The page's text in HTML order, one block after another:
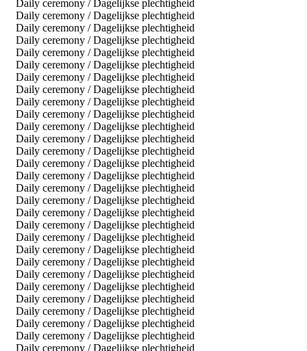
Daily ceremony / Dagelijkse plechtigheid
Daily ceremony / Dagelijkse plechtigheid
Daily ceremony / Dagelijkse plechtigheid
Daily ceremony / Dagelijkse plechtigheid
Daily ceremony / Dagelijkse plechtigheid
Daily ceremony / Dagelijkse plechtigheid
Daily ceremony / Dagelijkse plechtigheid
Daily ceremony / Dagelijkse plechtigheid
Daily ceremony / Dagelijkse plechtigheid
Daily ceremony / Dagelijkse plechtigheid
Daily ceremony / Dagelijkse plechtigheid
Daily ceremony / Dagelijkse plechtigheid
Daily ceremony / Dagelijkse plechtigheid
Daily ceremony / Dagelijkse plechtigheid
Daily ceremony / Dagelijkse plechtigheid
Daily ceremony / Dagelijkse plechtigheid
Daily ceremony / Dagelijkse plechtigheid
Daily ceremony / Dagelijkse plechtigheid
Daily ceremony / Dagelijkse plechtigheid
Daily ceremony / Dagelijkse plechtigheid
Daily ceremony / Dagelijkse plechtigheid
Daily ceremony / Dagelijkse plechtigheid
Daily ceremony / Dagelijkse plechtigheid
Daily ceremony / Dagelijkse plechtigheid
Daily ceremony / Dagelijkse plechtigheid
Daily ceremony / Dagelijkse plechtigheid
Daily ceremony / Dagelijkse plechtigheid
Daily ceremony / Dagelijkse plechtigheid
Daily ceremony / Dagelijkse plechtigheid